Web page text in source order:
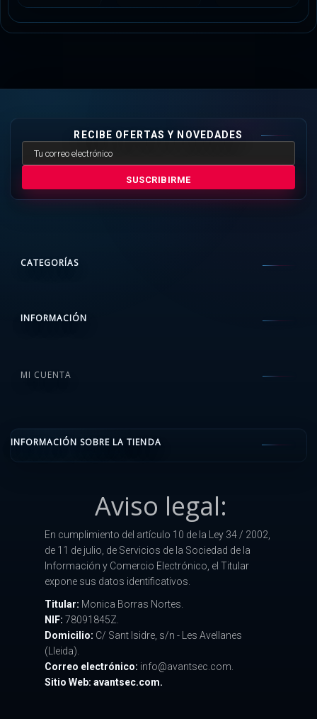
RECIBE OFERTAS Y NOVEDADES
SUSCRIBIRME
CATEGORÍAS
INFORMACIÓN
MI CUENTA
INFORMACIÓN SOBRE LA TIENDA
Aviso legal:
En cumplimiento del artículo 10 de la Ley 34 / 2002,
de 11 de julio, de Servicios de la Sociedad de la
Información y Comercio Electrónico, el Titular
expone sus datos identificativos.
Titular: Monica Borras Nortes.
NIF: 78091845Z.
Domicilio: C/ Sant Isidre, s/n - Les Avellanes
(Lleida).
Correo electrónico: info@avantsec.com.
Sitio Web: avantsec.com.